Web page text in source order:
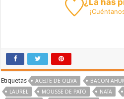
¿La has
¡
Etiquetas ACEITE DE OLIVA BACON
LAUREL
MOUSSE DE PATO NATA